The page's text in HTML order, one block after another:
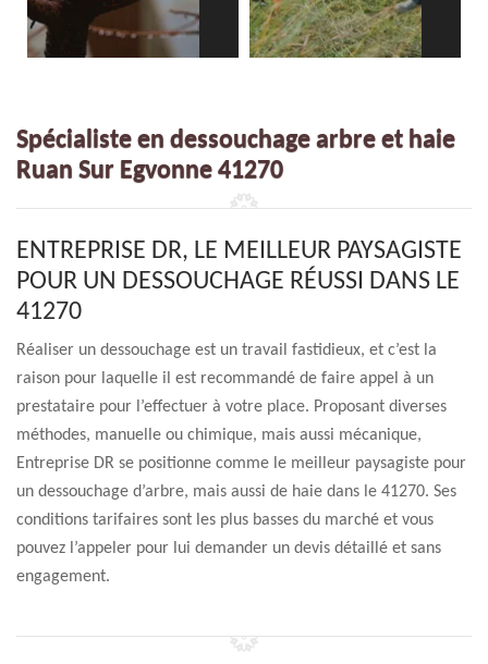
Spécialiste en dessouchage arbre et haie
Ruan Sur Egvonne 41270
ENTREPRISE DR, LE MEILLEUR PAYSAGISTE
POUR UN DESSOUCHAGE RÉUSSI DANS LE
41270
Réaliser un dessouchage est un travail fastidieux, et c’est la
raison pour laquelle il est recommandé de faire appel à un
prestataire pour l’effectuer à votre place. Proposant diverses
méthodes, manuelle ou chimique, mais aussi mécanique,
Entreprise DR se positionne comme le meilleur paysagiste pour
un dessouchage d’arbre, mais aussi de haie dans le 41270. Ses
conditions tarifaires sont les plus basses du marché et vous
pouvez l’appeler pour lui demander un devis détaillé et sans
engagement.